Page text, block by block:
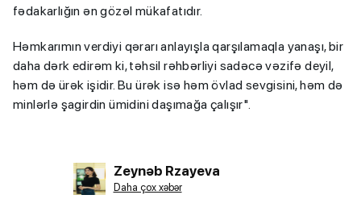
fədakarlığın ən gözəl mükafatıdır.
Həmkarımın verdiyi qərarı anlayışla qarşılamaqla yanaşı, bir
daha dərk edirəm ki, təhsil rəhbərliyi sadəcə vəzifə deyil,
həm də ürək işidir. Bu ürək isə həm övlad sevgisini, həm də
minlərlə şagirdin ümidini daşımağa çalışır".
Zeynəb Rzayeva
Daha çox xəbər